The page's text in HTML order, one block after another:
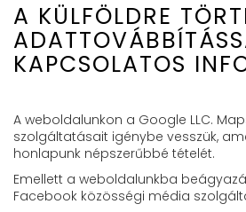
A KÜLFÖLDRE
KAPCSOLATOS
A weboldalunkon a Google LLC.
szolgáltatásait igénybe vesszük,
honlapunk népszerűbbé tételét.
Emellett a weboldalunkba
Facebook közösségi média